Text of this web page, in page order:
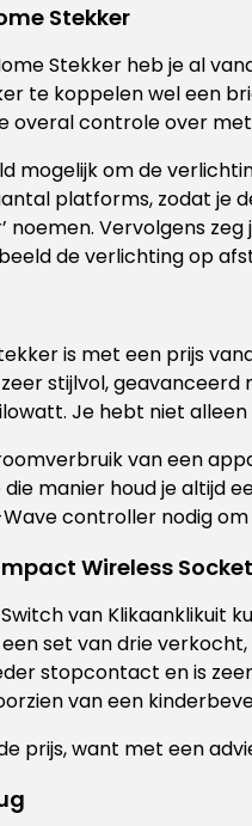
Stekker
Stekker heb je al
te koppelen wel een
overal controle over met
mogelijk om de
platforms, zodat je
noemen. Vervolgens
de verlichting op
is met een prijs
zeer stijlvol,
Je hebt niet
van een
die manier houd je altijd
controller nodig
Wireless
van Klikaanklikuit
set van drie
stopcontact en is
van een
prijs, want met een